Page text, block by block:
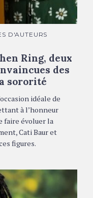
Cohen Ring
D'AUTEURS
Ring, deux
des
sororité
idéale de
à l’honneur
faire évoluer la
Cati Baur et
figures.